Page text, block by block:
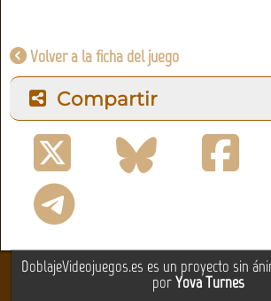
Volver a la ficha del juego
Compartir
DoblajeVideojuegos.es es un proyecto sin
porYova Turnes